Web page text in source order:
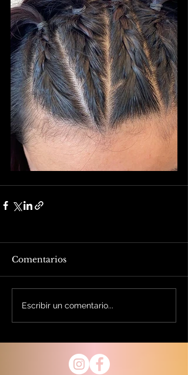
Comentarios
Escribir un comentario...